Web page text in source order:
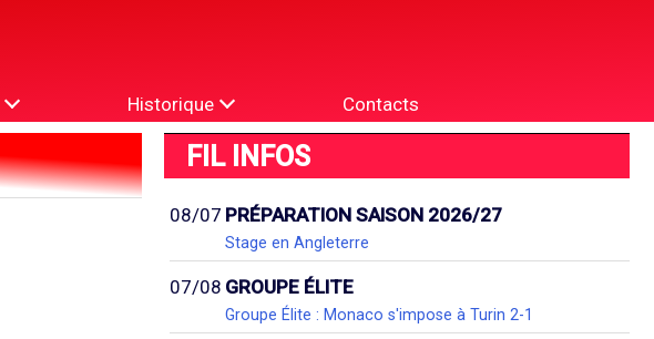
Historique Contacts
FIL INFOS
08/07 PRÉPARATION SAISON 2026/27
Stage en Angleterre
07/08 GROUPE ÉLITE
Groupe Élite : Monaco s'impose à Turin 2-1